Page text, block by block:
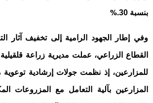
بنسبة 30 %.
وفي إطار الجهود الرامية إلى تخفيف آثار
القطاع الزراعي، عملت مديرية زراعة
للمزارعين، إذ نظمت جولات إرشادية توعوية
المزارعين بآلية التعامل مع المزروعات